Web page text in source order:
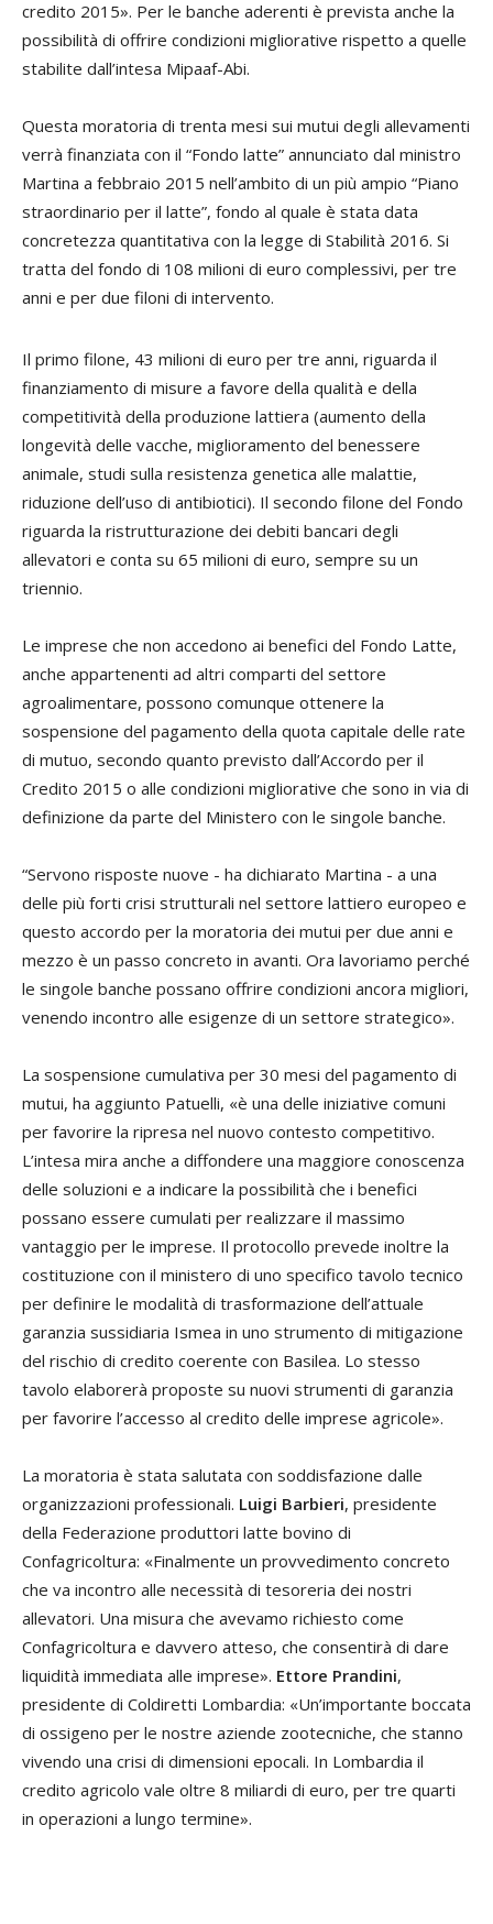
credito 2015». Per le banche aderenti è prevista anche la
possibilità di offrire condizioni migliorative rispetto a quelle
stabilite dall’intesa Mipaaf-Abi.
Questa moratoria di trenta mesi sui mutui degli allevamenti
verrà finanziata con il “Fondo latte” annunciato dal ministro
Martina a febbraio 2015 nell’ambito di un più ampio “Piano
straordinario per il latte”, fondo al quale è stata data
concretezza quantitativa con la legge di Stabilità 2016. Si
tratta del fondo di 108 milioni di euro complessivi, per tre
anni e per due filoni di intervento.
Il primo filone, 43 milioni di euro per tre anni, riguarda il
finanziamento di misure a favore della qualità e della
competitività della produzione lattiera (aumento della
longevità delle vacche, miglioramento del benessere
animale, studi sulla resistenza genetica alle malattie,
riduzione dell’uso di antibiotici). Il secondo filone del Fondo
riguarda la ristrutturazione dei debiti bancari degli
allevatori e conta su 65 milioni di euro, sempre su un
triennio.
Le imprese che non accedono ai benefici del Fondo Latte,
anche appartenenti ad altri comparti del settore
agroalimentare, possono comunque ottenere la
sospensione del pagamento della quota capitale delle rate
di mutuo, secondo quanto previsto dall’Accordo per il
Credito 2015 o alle condizioni migliorative che sono in via di
definizione da parte del Ministero con le singole banche.
“Servono risposte nuove - ha dichiarato Martina - a una
delle più forti crisi strutturali nel settore lattiero europeo e
questo accordo per la moratoria dei mutui per due anni e
mezzo è un passo concreto in avanti. Ora lavoriamo perché
le singole banche possano offrire condizioni ancora migliori,
venendo incontro alle esigenze di un settore strategico».
La sospensione cumulativa per 30 mesi del pagamento di
mutui, ha aggiunto Patuelli, «è una delle iniziative comuni
per favorire la ripresa nel nuovo contesto competitivo.
L’intesa mira anche a diffondere una maggiore conoscenza
delle soluzioni e a indicare la possibilità che i benefici
possano essere cumulati per realizzare il massimo
vantaggio per le imprese. Il protocollo prevede inoltre la
costituzione con il ministero di uno specifico tavolo tecnico
per definire le modalità di trasformazione dell’attuale
garanzia sussidiaria Ismea in uno strumento di mitigazione
del rischio di credito coerente con Basilea. Lo stesso
tavolo elaborerà proposte su nuovi strumenti di garanzia
per favorire l’accesso al credito delle imprese agricole».
La moratoria è stata salutata con soddisfazione dalle
organizzazioni professionali. Luigi Barbieri, presidente
della Federazione produttori latte bovino di
Confagricoltura: «Finalmente un provvedimento concreto
che va incontro alle necessità di tesoreria dei nostri
allevatori. Una misura che avevamo richiesto come
Confagricoltura e davvero atteso, che consentirà di dare
liquidità immediata alle imprese». Ettore Prandini,
presidente di Coldiretti Lombardia: «Un’importante boccata
di ossigeno per le nostre aziende zootecniche, che stanno
vivendo una crisi di dimensioni epocali. In Lombardia il
credito agricolo vale oltre 8 miliardi di euro, per tre quarti
in operazioni a lungo termine».